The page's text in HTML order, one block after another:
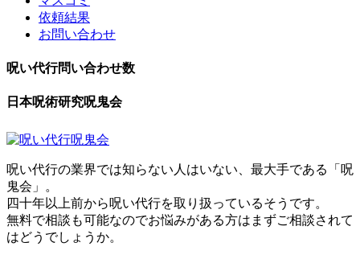
依頼結果
お問い合わせ
呪い代行問い合わせ数
日本呪術研究呪鬼会
呪い代行の業界では知らない人はいない、最大手である「呪
鬼会」。
四十年以上前から呪い代行を取り扱っているそうです。
無料で相談も可能なのでお悩みがある方はまずご相談されて
はどうでしょうか。